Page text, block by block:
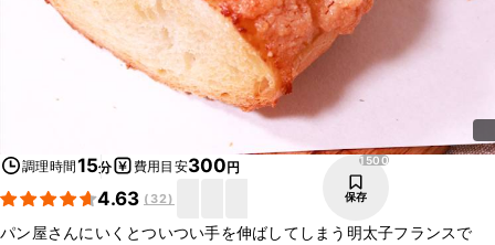
調理時間15分 費用目安300円
4.63 ( 32)
1500
保存
パン屋さんにいくとついつい手を伸ばしてしまう明太子フランスで